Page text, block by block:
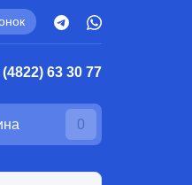
(4822) 63 30 77
0